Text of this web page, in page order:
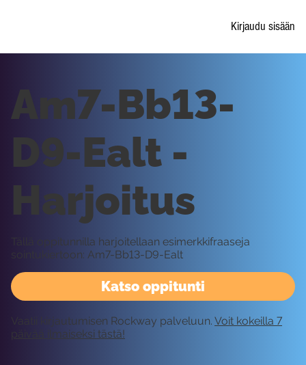
Kirjaudu sisään
Katso oppitunti
Am7-Bb13-
D9-Ealt -
Harjoitus
Tällä oppitunnilla harjoitellaan esimerkkifraaseja
sointukiertoon: Am7-Bb13-D9-Ealt
Vaatii kirjautumisen Rockway palveluun. Voit kokeilla 7
päivää ilmaiseksi tästä!